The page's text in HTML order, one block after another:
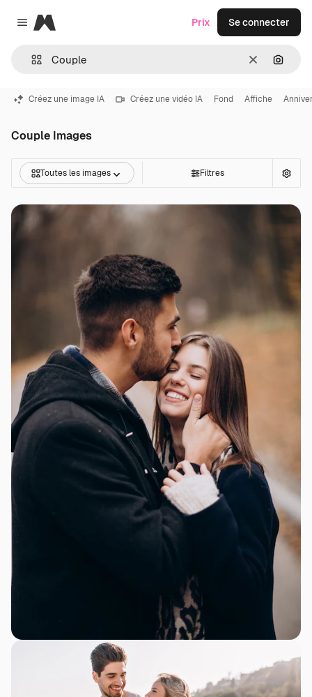
Close menu
Magnific
Effacer
Prix Se connecter
Créez une image IA Créez une vidéo IA Fond Affiche
Couple Images
Toutes les images Filtres